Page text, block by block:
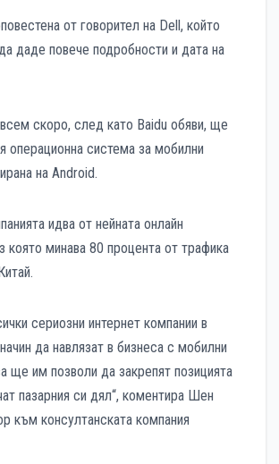
от говорител на Dell, който
даде повече подробности и дата на
скоро, след като Baidu обяви, ще
операционна система за мобилни
на Android.
идва от нейната онлайн
която минава 80 процента от трафика
сериозни интернет компании в
да навлязат в бизнеса с мобилни
ще им позволи да закрепят позицията
пазарния си дял“, коментира Шен
към консултанската компания